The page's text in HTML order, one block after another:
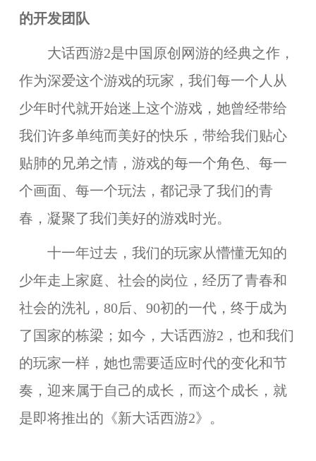
的开发团队
大话西游2是中国原创网游的经典之作，
作为深爱这个游戏的玩家，我们每一个人从
少年时代就开始迷上这个游戏，她曾经带给
我们许多单纯而美好的快乐，带给我们贴心
贴肺的兄弟之情，游戏的每一个角色、每一
个画面、每一个玩法，都记录了我们的青
春，凝聚了我们美好的游戏时光。
十一年过去，我们的玩家从懵懂无知的
少年走上家庭、社会的岗位，经历了青春和
社会的洗礼，80后、90初的一代，终于成为
了国家的栋梁；如今，大话西游2，也和我们
的玩家一样，她也需要适应时代的变化和节
奏，迎来属于自己的成长，而这个成长，就
是即将推出的《新大话西游2》。